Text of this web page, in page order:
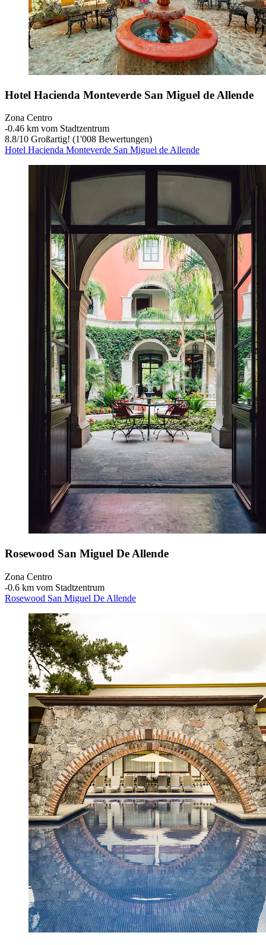
Hotel Hacienda Monteverde San Miguel de Allende
Zona Centro
‐0.46 km vom Stadtzentrum
8.8/10 Großartig! (1'008 Bewertungen)
Hotel Hacienda Monteverde San Miguel de Allende
Rosewood San Miguel De Allende
Zona Centro
‐0.6 km vom Stadtzentrum
Rosewood San Miguel De Allende